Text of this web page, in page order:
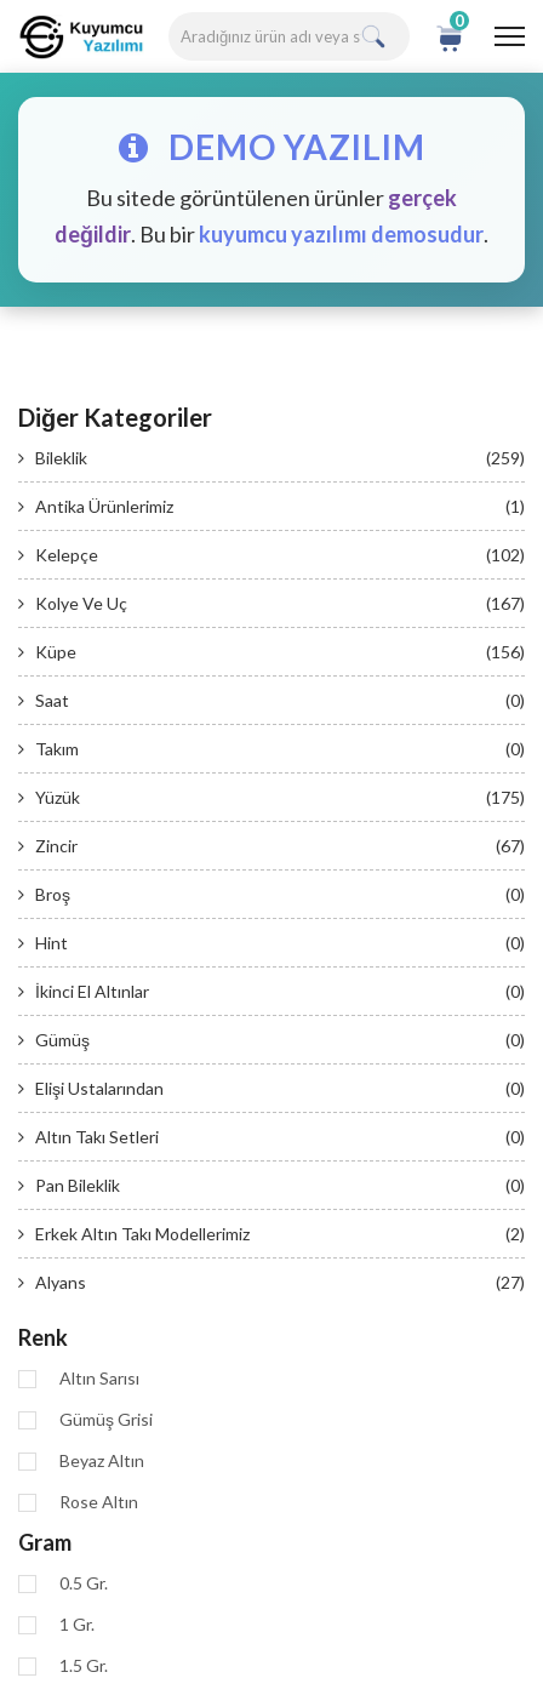
0
DEMO YAZILIM
Bu sitede görüntülenen ürünlergerçek
değildir. Bu birkuyumcu yazılımı demosudur.
Diğer Kategoriler
Bileklik (259)
Antika Ürünlerimiz (1)
Kelepçe (102)
Kolye Ve Uç (167)
Küpe (156)
Saat (0)
Takım (0)
Yüzük (175)
Zincir (67)
Broş (0)
Hint (0)
İkinci El Altınlar (0)
Gümüş (0)
Elişi Ustalarından (0)
Altın Takı Setleri (0)
Pan Bileklik (0)
Erkek Altın Takı Modellerimiz (2)
Alyans (27)
Renk
Altın Sarısı
Gümüş Grisi
Beyaz Altın
Rose Altın
Gram
0.5 Gr.
1 Gr.
1.5 Gr.